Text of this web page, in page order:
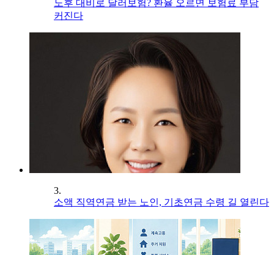
노후 대비로 달러보험? 환율 오르면 보험료 부담
커진다
3.
소액 직역연금 받는 노인, 기초연금 수령 길 열린다